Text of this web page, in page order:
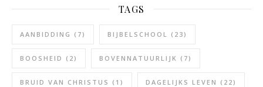
TAGS
AANBIDDING (7) BIJBELSCHOOL (23)
BOOSHEID (2) BOVENNATUURLIJK (7)
BRUID VAN CHRISTUS (1) DAGELIJKS LEVEN (22)